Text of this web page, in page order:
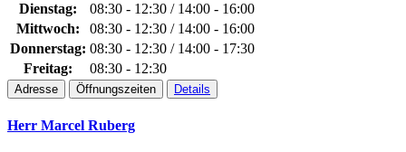
Dienstag:
08:30 - 12:30 / 14:00 - 16:00
Mittwoch:
08:30 - 12:30 / 14:00 - 16:00
Donnerstag: 08:30 - 12:30 / 14:00 - 17:30
Freitag:
08:30 - 12:30
Adresse Öffnungszeiten Details
Herr Marcel Ruberg